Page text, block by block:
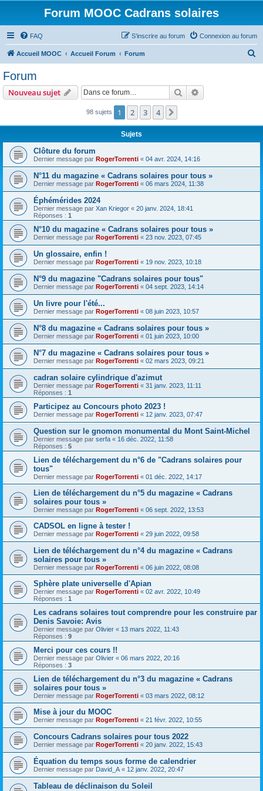
Forum MOOC Cadrans solaires
FAQ Connexion au forum
S’inscrire au forum
Accueil MOOC Accueil Forum Forum
e
Forum
Nouveau sujet Rechercher
98 sujets 1 2 3 4
Sujets
Clôture du forum
Dernier message par RogerTorrenti « 04 avr. 2024, 14:16
N°11 du magazine « Cadrans solaires pour tous »
Dernier message par RogerTorrenti « 06 mars 2024, 11:38
Éphémérides 2024
Dernier message par Xan Kriegor « 20 janv. 2024, 18:41
Réponses : 1
N°10 du magazine « Cadrans solaires pour tous »
Dernier message par RogerTorrenti « 23 nov. 2023, 07:45
Un glossaire, enfin !
Dernier message par RogerTorrenti « 19 nov. 2023, 10:18
N°9 du magazine "Cadrans solaires pour tous"
Dernier message par RogerTorrenti « 04 sept. 2023, 14:14
Un livre pour l'été...
Dernier message par RogerTorrenti « 08 juin 2023, 10:57
N°8 du magazine « Cadrans solaires pour tous »
Dernier message par RogerTorrenti « 01 juin 2023, 10:00
N°7 du magazine « Cadrans solaires pour tous »
Dernier message par RogerTorrenti « 02 mars 2023, 09:21
cadran solaire cylindrique d'azimut
Dernier message par RogerTorrenti « 31 janv. 2023, 11:11
Réponses : 1
Participez au Concours photo 2023 !
Dernier message par RogerTorrenti « 12 janv. 2023, 07:47
Question sur le gnomon monumental du Mont Saint-Michel
Dernier message par serfa « 16 déc. 2022, 11:58
Réponses : 5
Lien de téléchargement du n°6 de "Cadrans solaires pour
tous"
Dernier message par RogerTorrenti « 01 déc. 2022, 14:17
Lien de téléchargement du n°5 du magazine « Cadrans
solaires pour tous »
Dernier message par RogerTorrenti « 06 sept. 2022, 13:53
CADSOL en ligne à tester !
Dernier message par RogerTorrenti « 29 juin 2022, 09:58
Lien de téléchargement du n°4 du magazine « Cadrans
solaires pour tous »
Dernier message par RogerTorrenti « 06 juin 2022, 08:08
Sphère plate universelle d'Apian
Dernier message par RogerTorrenti « 02 avr. 2022, 10:49
Réponses : 1
Les cadrans solaires tout comprendre pour les construire par
Denis Savoie: Avis
Dernier message par Olivier « 13 mars 2022, 11:43
Réponses : 9
Merci pour ces cours !!
Dernier message par Olivier « 06 mars 2022, 20:16
Réponses : 3
Lien de téléchargement du n°3 du magazine « Cadrans
solaires pour tous »
Dernier message par RogerTorrenti « 03 mars 2022, 08:12
Mise à jour du MOOC
Dernier message par RogerTorrenti « 21 févr. 2022, 10:55
Concours Cadrans solaires pour tous 2022
Dernier message par RogerTorrenti « 20 janv. 2022, 15:43
Équation du temps sous forme de calendrier
Dernier message par David_A « 12 janv. 2022, 20:47
Tableau de déclinaison du Soleil